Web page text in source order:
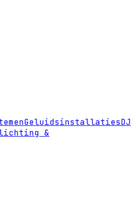
GeluidsinstallatiesDJ
&